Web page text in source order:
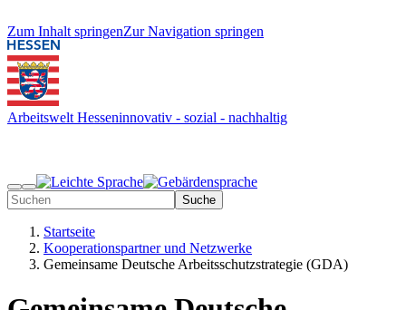
Zum Inhalt springenZur Navigation springen
Arbeitswelt Hesseninnovativ - sozial - nachhaltig
Suche
Startseite
Kooperationspartner und Netzwerke
Gemeinsame Deutsche Arbeitsschutzstrategie (GDA)